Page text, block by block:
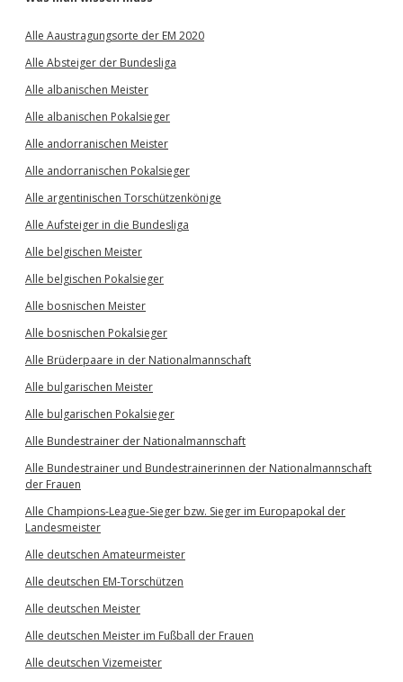
Alle Aaustragungsorte der EM 2020
Alle Absteiger der Bundesliga
Alle albanischen Meister
Alle albanischen Pokalsieger
Alle andorranischen Meister
Alle andorranischen Pokalsieger
Alle argentinischen Torschützenkönige
Alle Aufsteiger in die Bundesliga
Alle belgischen Meister
Alle belgischen Pokalsieger
Alle bosnischen Meister
Alle bosnischen Pokalsieger
Alle Brüderpaare in der Nationalmannschaft
Alle bulgarischen Meister
Alle bulgarischen Pokalsieger
Alle Bundestrainer der Nationalmannschaft
Alle Bundestrainer und Bundestrainerinnen der Nationalmannschaft
der Frauen
Alle Champions-League-Sieger bzw. Sieger im Europapokal der
Landesmeister
Alle deutschen Amateurmeister
Alle deutschen EM-Torschützen
Alle deutschen Meister
Alle deutschen Meister im Fußball der Frauen
Alle deutschen Vizemeister